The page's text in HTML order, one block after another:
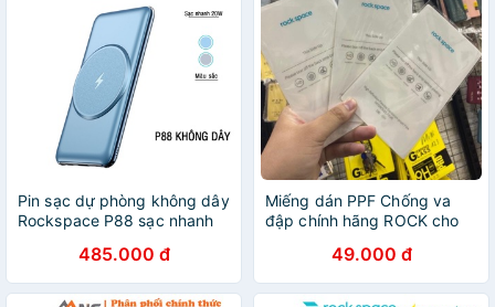
Pin sạc dự phòng không dây
Rockspace P88 sạc nhanh
10000mAh, sạc nhanh cho
ip12, ip13 Hàng chính hãng
485.000 đ
Miếng dán PPF Chống va
đập chính hãng ROCK cho
49.000 đ